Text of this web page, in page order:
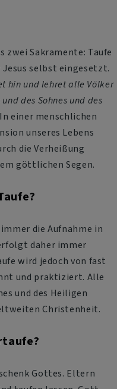
zwei Sakramente: Taufe
Jesus selbst eingesetzt.
hin und lehret alle Völker
des Sohnes und des
einer menschlichen
unseres Lebens
die Verheißung
göttlichen Segen.
die Aufnahme in
daher immer
wird jedoch von fast
und praktiziert. Alle
und des Heiligen
Christenheit.
Gottes. Eltern